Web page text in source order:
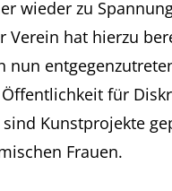
wieder zu
hat hierzu
nun
für
Kunstprojekte
Frauen.